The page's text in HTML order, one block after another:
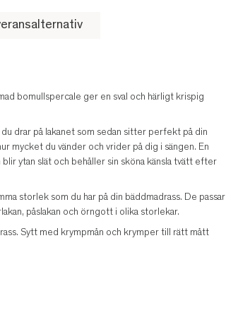
bomullspercale ger en sval och härligt krispig
drar på lakanet som sedan sitter perfekt på din
mycket du vänder och vrider på dig i sängen. En
ytan slät och behåller sin sköna känsla tvätt efter
storlek som du har på din bäddmadrass. De passar
påslakan och örngott i olika storlekar.
Sytt med krympmån och krymper till rätt mått